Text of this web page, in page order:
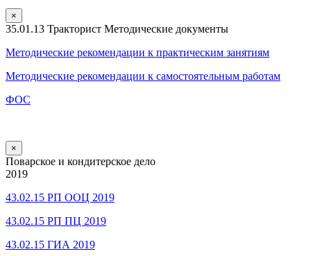
×
35.01.13 Тракторист Методические документы
Методические рекомендации к практическим занятиям
Методические рекомендации к самостоятельным работам
ФОС
×
Поварское и кондитерское дело
2019
43.02.15 РП ООЦ 2019
43.02.15 РП ПЦ 2019
43.02.15 ГИА 2019